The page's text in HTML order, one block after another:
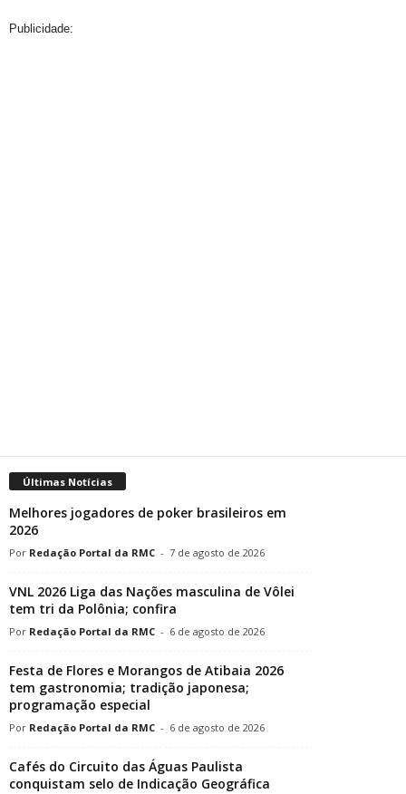
Publicidade:
Últimas Notícias
Melhores jogadores de poker brasileiros em
2026
Redação Portal da RMC - 7 de agosto de 2026
VNL 2026 Liga das Nações masculina de Vôlei
tem tri da Polônia; confira
Redação Portal da RMC - 6 de agosto de 2026
Festa de Flores e Morangos de Atibaia 2026
tem gastronomia; tradição japonesa;
programação especial
Redação Portal da RMC - 6 de agosto de 2026
Cafés do Circuito das Águas Paulista
conquistam selo de Indicação Geográfica